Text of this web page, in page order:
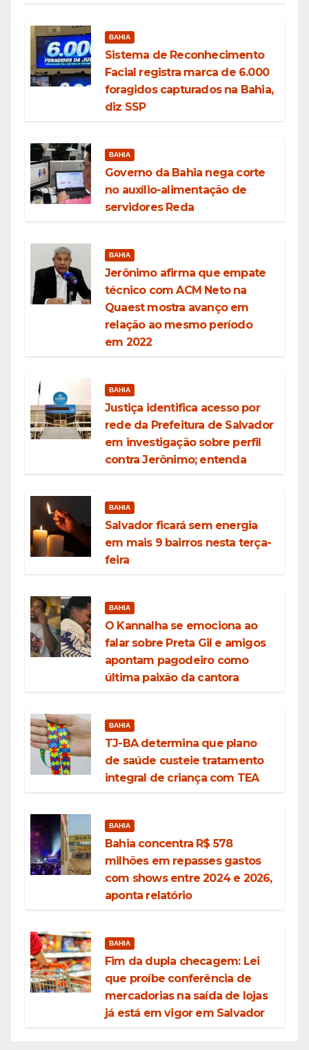
BAHIA
Sistema de Reconhecimento
Facial registra marca de 6.000
foragidos capturados na Bahia,
diz SSP
BAHIA
Governo da Bahia nega corte
no auxílio-alimentação de
servidores Reda
BAHIA
Jerônimo afirma que empate
técnico com ACM Neto na
Quaest mostra avanço em
relação ao mesmo período
em 2022
BAHIA
Justiça identifica acesso por
rede da Prefeitura de Salvador
em investigação sobre perfil
contra Jerônimo; entenda
BAHIA
Salvador ficará sem energia
em mais 9 bairros nesta terça-
feira
BAHIA
O Kannalha se emociona ao
falar sobre Preta Gil e amigos
apontam pagodeiro como
última paixão da cantora
BAHIA
TJ-BA determina que plano
de saúde custeie tratamento
integral de criança com TEA
BAHIA
Bahia concentra R$ 578
milhões em repasses gastos
com shows entre 2024 e 2026,
aponta relatório
BAHIA
Fim da dupla checagem: Lei
que proíbe conferência de
mercadorias na saída de lojas
já está em vigor em Salvador